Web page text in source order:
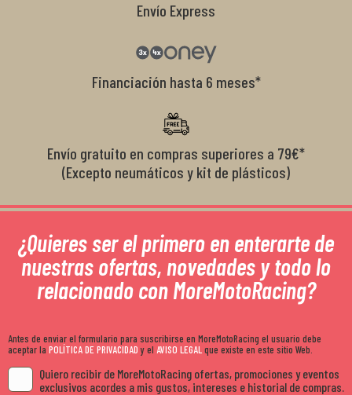
Envío Express
Financiación hasta 6 meses*
Envío gratuito en compras superiores a 79€*
(Excepto neumáticos y kit de plásticos)
¿Quieres ser el primero en enterarte de
nuestras ofertas, novedades y todo lo
relacionado con MoreMotoRacing?
Antes de enviar el formulario para suscribirse en MoreMotoRacing el usuario debe
aceptar la POLÍTICA DE PRIVACIDADy el AVISO LEGALque existe en este sitio Web.
Quiero recibir de MoreMotoRacing ofertas, promociones y eventos
exclusivos acordes a mis gustos, intereses e historial de compras.